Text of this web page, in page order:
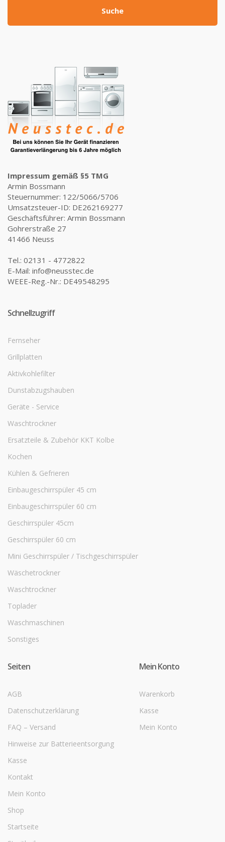
Suche
Impressum gemäß §5 TMG
Armin Bossmann
Steuernummer: 122/5066/5706
Umsatzsteuer-ID: DE262169277
Geschäftsführer: Armin Bossmann
Gohrerstraße 27
41466 Neuss
Tel.: 02131 - 4772822
E-Mail: info@neusstec.de
WEEE-Reg.-Nr.: DE49548295
Schnellzugriff
Fernseher
Grillplatten
Aktivkohlefilter
Dunstabzugshauben
Geräte - Service
Waschtrockner
Ersatzteile & Zubehör KKT Kolbe
Kochen
Kühlen & Gefrieren
Einbaugeschirrspüler 45 cm
Einbaugeschirrspüler 60 cm
Geschirrspüler 45cm
Geschirrspüler 60 cm
Mini Geschirrspüler / Tischgeschirrspüler
Wäschetrockner
Waschtrockner
Toplader
Waschmaschinen
Sonstiges
Seiten
AGB
Datenschutzerklärung
FAQ – Versand
Hinweise zur Batterieentsorgung
Kasse
Kontakt
Mein Konto
Shop
Startseite
Mein Konto
Warenkorb
Kasse
Mein Konto